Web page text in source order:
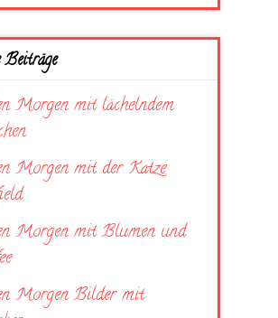
Beiträge
Morgen mit lächelndem
Morgen mit der Katze
Morgen mit Blumen und
Morgen Bilder mit